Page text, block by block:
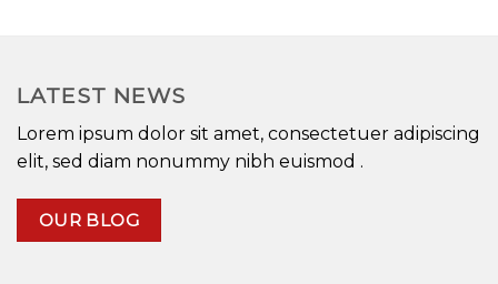
LATEST NEWS
Lorem ipsum dolor sit amet, consectetuer adipiscing
elit, sed diam nonummy nibh euismod .
OUR BLOG